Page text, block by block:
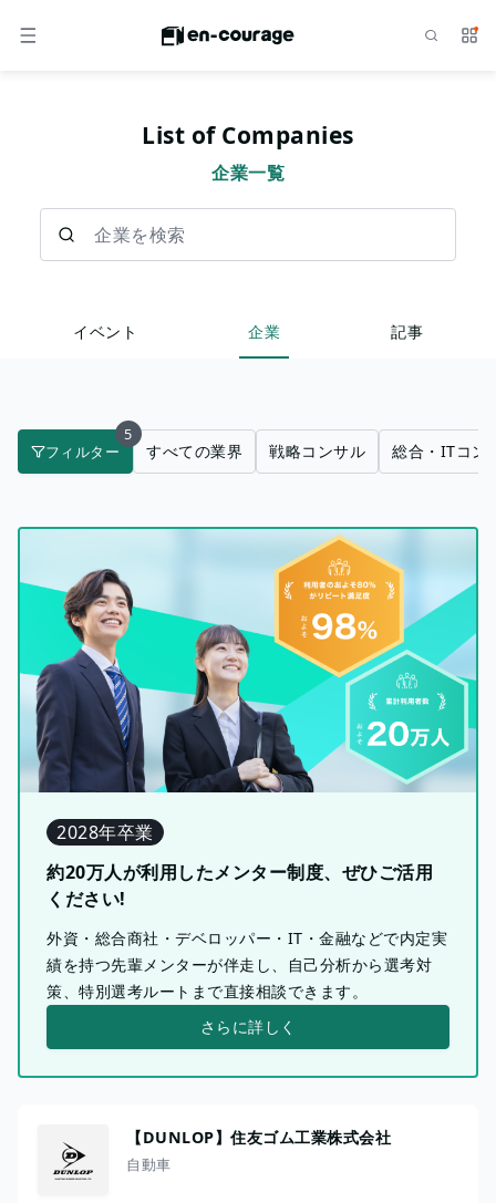
メニュー サ
List of Companies
企業一覧
イベント 企業 記事
フィルター
5
すべての業界 戦略コンサル 総合・ITコン
2028年卒業
約20万人が利用したメンター制度、ぜひご活用
ください!
外資・総合商社・デベロッパー・IT・金融などで内定実
績を持つ先輩メンターが伴走し、自己分析から選考対
策、特別選考ルートまで直接相談できます。
さらに詳しく
【DUNLOP】住友ゴム工業株式会社
自動車